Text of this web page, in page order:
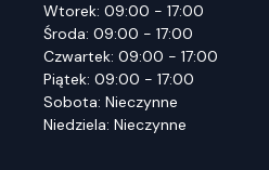
Wtorek: 09:00 - 17:00
Środa: 09:00 - 17:00
Czwartek: 09:00 - 17:00
Piątek: 09:00 - 17:00
Sobota: Nieczynne
Niedziela: Nieczynne